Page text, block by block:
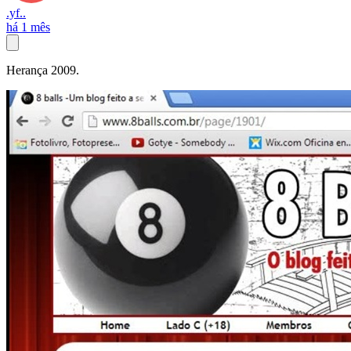
.yf..
há 1 mês
Herança 2009.